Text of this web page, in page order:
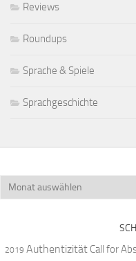
Reviews
Roundups
Sprache & Spiele
Sprachgeschichte
Archiv
2019 Authentizität Call for